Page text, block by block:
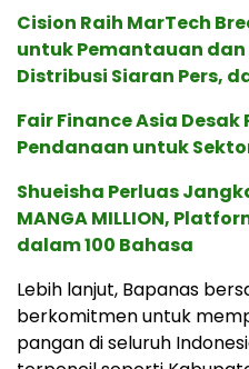
Cision Raih MarTech
untuk Pemantauan dan
Distribusi Siaran Pers,
Fair Finance Asia
Pendanaan untuk
Shueisha Perluas
MANGA MILLION,
dalam 100 Bahasa
Lebih lanjut, Bapanas
berkomitmen untuk
pangan di seluruh